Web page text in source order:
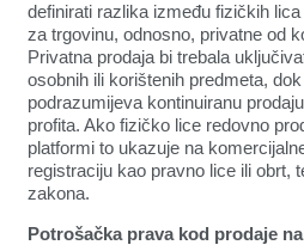
definirati razlika između fizičkih
za trgovinu, odnosno, privatne od
Privatna prodaja bi trebala
osobnih ili korištenih predmeta,
podrazumijeva kontinuiranu
profita. Ako fizičko lice redovno
platformi to ukazuje na
registraciju kao pravno lice ili obrt,
zakona.
Potrošačka prava kod prodaje